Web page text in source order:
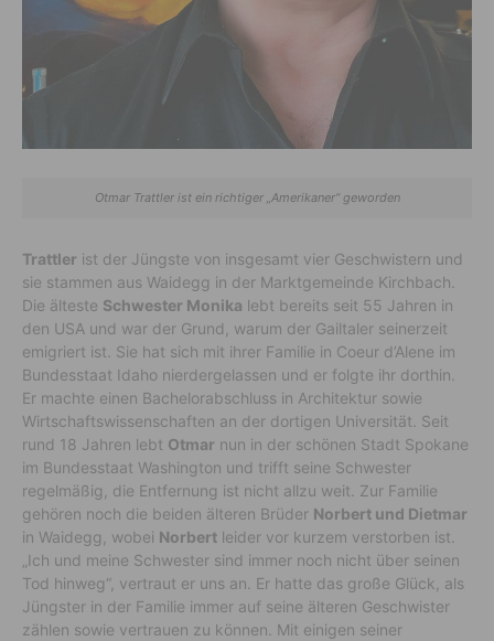
Otmar Trattler ist ein richtiger „Amerikaner“ geworden
Trattler ist der Jüngste von insgesamt vier Geschwistern und
sie stammen aus Waidegg in der Marktgemeinde Kirchbach.
Die älteste Schwester Monika lebt bereits seit 55 Jahren in
den USA und war der Grund, warum der Gailtaler seinerzeit
emigriert ist. Sie hat sich mit ihrer Familie in Coeur d’Alene im
Bundesstaat Idaho nierdergelassen und er folgte ihr dorthin.
Er machte einen Bachelorabschluss in Architektur sowie
Wirtschaftswissenschaften an der dortigen Universität. Seit
rund 18 Jahren lebt Otmar nun in der schönen Stadt Spokane
im Bundesstaat Washington und trifft seine Schwester
regelmäßig, die Entfernung ist nicht allzu weit. Zur Familie
gehören noch die beiden älteren Brüder Norbert und Dietmar
in Waidegg, wobei Norbert leider vor kurzem verstorben ist.
„Ich und meine Schwester sind immer noch nicht über seinen
Tod hinweg“, vertraut er uns an. Er hatte das große Glück, als
Jüngster in der Familie immer auf seine älteren Geschwister
zählen sowie vertrauen zu können. Mit einigen seiner